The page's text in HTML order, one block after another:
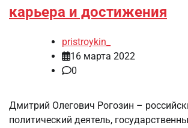
карьера и достижения
pristroykin_
16 марта 2022
0
Дмитрий Олегович Рогозин –
политический деятель,